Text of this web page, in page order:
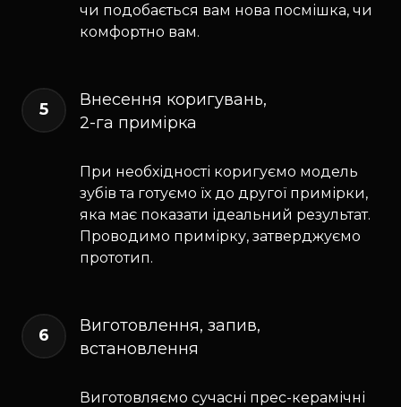
чи подобається вам нова посмішка, чи
комфортно вам.
5
Внесення коригувань,
2-га примірка
При необхідності коригуємо модель
зубів та готуємо їх до другої примірки,
яка має показати ідеальний результат.
Проводимо примірку, затверджуємо
прототип.
6
Виготовлення, запив,
встановлення
Виготовляємо сучасні прес-керамічні